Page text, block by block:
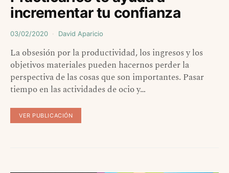
incrementar tu confianza
03/02/2020 David Aparicio
La obsesión por la productividad, los ingresos y los
objetivos materiales pueden hacernos perder la
perspectiva de las cosas que son importantes. Pasar
tiempo en las actividades de ocio y…
VER PUBLICACIÓN